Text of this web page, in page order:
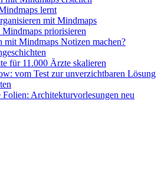
lernt
mit Mindmaps
priorisieren
mit Mindmaps Notizen machen?
für 11.000 Ärzte skalieren
vom Test zur unverzichtbaren Lösung
Folien: Architekturvorlesungen neu